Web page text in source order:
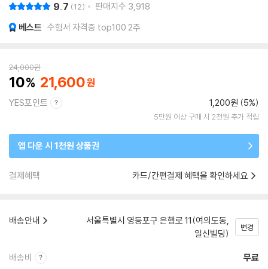
9.7 12 판매지수 3,918
베스트 수험서 자격증 top100 2주
24,000원
10 21,600
YES포인트 1,200원 (5%)
5만원 이상 구매 시 2천원 추가 적립
앱 다운 시 1천원 상품권
결제혜택 카드/간편결제 혜택을 확인하세요
배송안내
서울특별시 영등포구 은행로 11(여의도동,
일신빌딩)
변경
배송비 무료